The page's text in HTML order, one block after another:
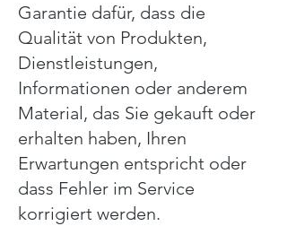
Garantie dafür, dass die
Qualität von Produkten,
Dienstleistungen,
Informationen oder anderem
Material, das Sie gekauft oder
erhalten haben, Ihren
Erwartungen entspricht oder
dass Fehler im Service
korrigiert werden.